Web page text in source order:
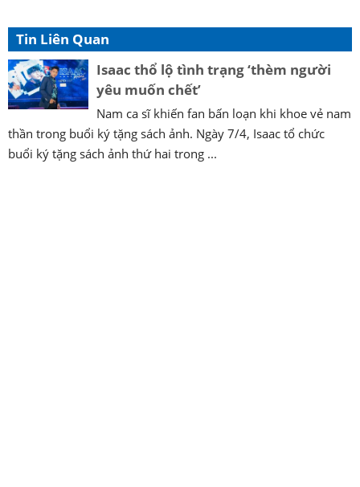
Tin Liên Quan
Isaac thổ lộ tình trạng ‘thèm người
yêu muốn chết’
Nam ca sĩ khiến fan bấn loạn khi khoe vẻ nam
thần trong buổi ký tặng sách ảnh. Ngày 7/4, Isaac tổ chức
buổi ký tặng sách ảnh thứ hai trong ...